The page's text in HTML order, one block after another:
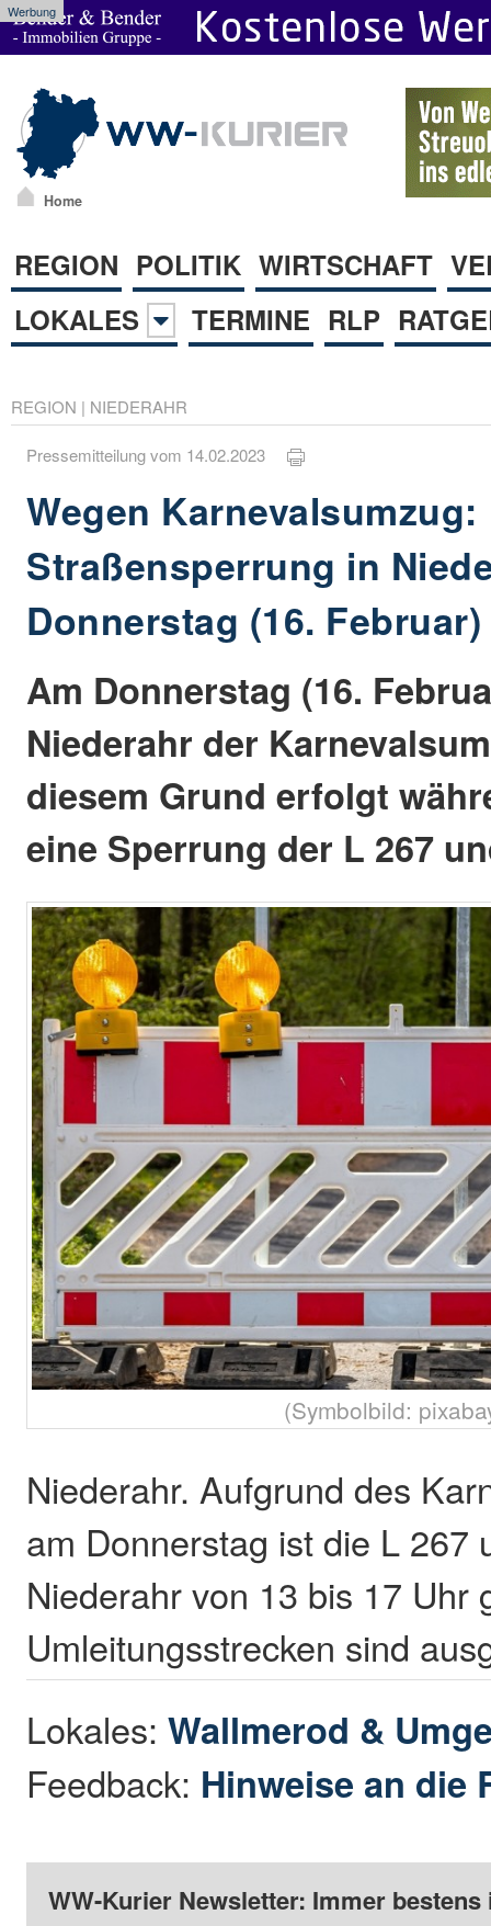
Werbung
Home
REGION POLITIK WIRTSCHAFT
LOKALES
TERMINE RLP
REGION | NIEDERAHR
Pressemitteilung vom 14.02.2023
Wegen Karnevalsumzug:
Straßensperrung in
Donnerstag (16. Februar)
Am Donnerstag (16.
Niederahr der
diesem Grund erfolgt
eine Sperrung der L 267
(Symbolbild:
Niederahr. Aufgrund des
am Donnerstag ist die L 267
Niederahr von 13 bis 17 Uhr
Umleitungsstrecken sind
Lokales:Wallmerod &
Feedback: Hinweise an die
WW-Kurier Newsletter: Immer